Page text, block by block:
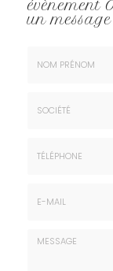
évènement
un message